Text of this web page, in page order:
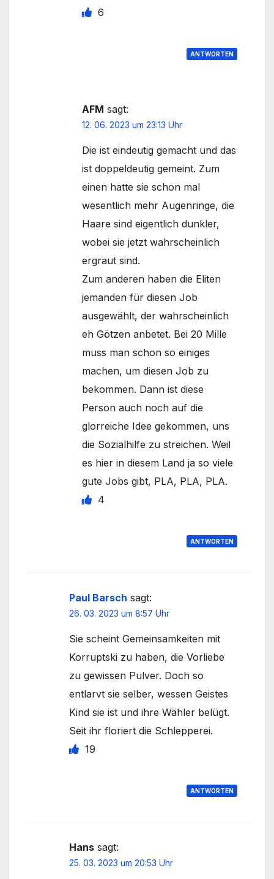
6
ANTWORTEN
AFM sagt:
12. 06. 2023 um 23:13 Uhr
Die ist eindeutig gemacht und das
ist doppeldeutig gemeint. Zum
einen hatte sie schon mal
wesentlich mehr Augenringe, die
Haare sind eigentlich dunkler,
wobei sie jetzt wahrscheinlich
ergraut sind.
Zum anderen haben die Eliten
jemanden für diesen Job
ausgewählt, der wahrscheinlich
eh Götzen anbetet. Bei 20 Mille
muss man schon so einiges
machen, um diesen Job zu
bekommen. Dann ist diese
Person auch noch auf die
glorreiche Idee gekommen, uns
die Sozialhilfe zu streichen. Weil
es hier in diesem Land ja so viele
gute Jobs gibt, PLA, PLA, PLA.
4
ANTWORTEN
Paul Barsch sagt:
26. 03. 2023 um 8:57 Uhr
Sie scheint Gemeinsamkeiten mit
Korruptski zu haben, die Vorliebe
zu gewissen Pulver. Doch so
entlarvt sie selber, wessen Geistes
Kind sie ist und ihre Wähler belügt.
Seit ihr floriert die Schlepperei.
19
ANTWORTEN
Hans sagt:
25. 03. 2023 um 20:53 Uhr